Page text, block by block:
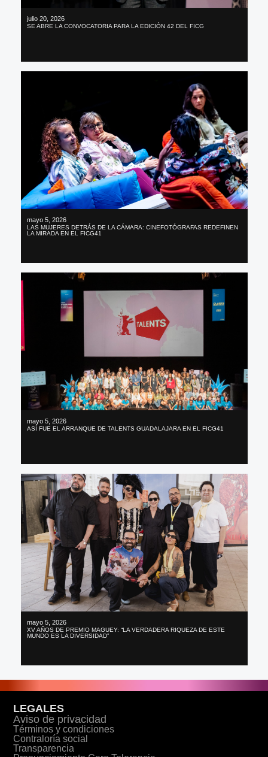
julio 20, 2026
SE ABRE LA CONVOCATORIA PARA LA EDICIÓN 42 DEL FICG
mayo 5, 2026
LAS MUJERES DETRÁS DE LA CÁMARA: CINEFOTÓGRAFAS REDEFINEN
LA MIRADA EN EL FICG41
mayo 5, 2026
ASÍ FUE EL ARRANQUE DE TALENTS GUADALAJARA EN EL FICG41
mayo 5, 2026
XV AÑOS DE PREMIO MAGUEY: “LA VERDADERA RIQUEZA DE ESTE
MUNDO ES LA DIVERSIDAD”
LEGALES
Aviso de privacidad
Términos y condiciones
Contraloría social
Transparencia